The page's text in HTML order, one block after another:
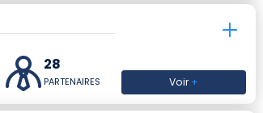
28
PARTENAIRES Voir+